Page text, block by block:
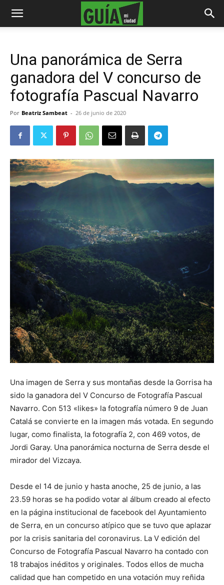
Una panorámica de Serra
ganadora del V concurso de
fotografía Pascual Navarro
Por Beatriz Sambeat - 26 de junio de 2020
Una imagen de Serra y sus montañas desde la Gorrisa ha
sido la ganadora del V Concurso de Fotografía Pascual
Navarro. Con 513 «likes» la fotografía número 9 de Juan
Catalá se convierte en la imagen más votada. En segundo
lugar, como finalista, la fotografía 2, con 469 votos, de
Jordi Garay. Una panorámica nocturna de Serra desde el
mirador del Vizcaya.
Desde el 14 de junio y hasta anoche, 25 de junio, a las
23.59 horas se ha podido votar al álbum creado al efecto
en la página institucional de facebook del Ayuntamiento
de Serra, en un concurso atípico que se tuvo que aplazar
por la crisis sanitaria del coronavirus. La V edición del
Concurso de Fotografía Pascual Navarro ha contado con
18 trabajos inéditos y originales. Todos ellos de mucha
calidad que han competido en una votación muy reñida